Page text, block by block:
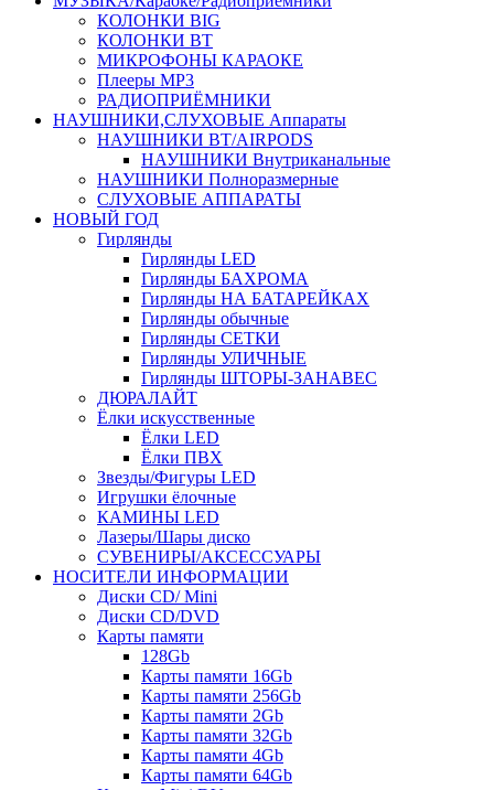
КОЛОНКИ BIG
КОЛОНКИ BT
МИКРОФОНЫ КАРАОКЕ
Плееры MP3
РАДИОПРИЁМНИКИ
НАУШНИКИ,СЛУХОВЫЕ Аппараты
НАУШНИКИ BT/AIRPODS
НАУШНИКИ Внутриканальные
НАУШНИКИ Полноразмерные
СЛУХОВЫЕ АППАРАТЫ
НОВЫЙ ГОД
Гирлянды
Гирлянды LED
Гирлянды БАХРОМА
Гирлянды НА БАТАРЕЙКАХ
Гирлянды обычные
Гирлянды СЕТКИ
Гирлянды УЛИЧНЫЕ
Гирлянды ШТОРЫ-ЗАНАВЕС
ДЮРАЛАЙТ
Ёлки искусственные
Ёлки LED
Ёлки ПВХ
Звезды/Фигуры LED
Игрушки ёлочные
КАМИНЫ LED
Лазеры/Шары диско
СУВЕНИРЫ/АКСЕССУАРЫ
НОСИТЕЛИ ИНФОРМАЦИИ
Диски CD/ Mini
Диски CD/DVD
Карты памяти
128Gb
Карты памяти 16Gb
Карты памяти 256Gb
Карты памяти 2Gb
Карты памяти 32Gb
Карты памяти 4Gb
Карты памяти 64Gb